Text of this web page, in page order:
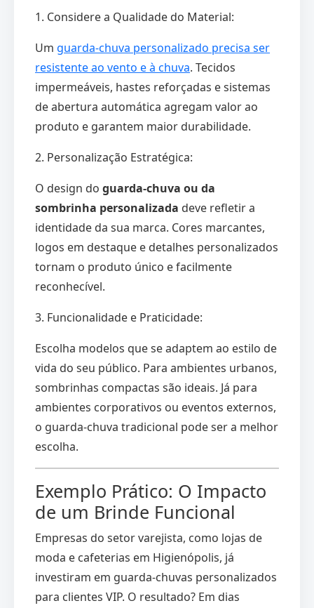
1. Considere a Qualidade do Material:
Um guarda-chuva personalizado precisa ser
resistente ao vento e à chuva. Tecidos
impermeáveis, hastes reforçadas e sistemas
de abertura automática agregam valor ao
produto e garantem maior durabilidade.
2. Personalização Estratégica:
O design do guarda-chuva ou da
sombrinha personalizada deve refletir a
identidade da sua marca. Cores marcantes,
logos em destaque e detalhes personalizados
tornam o produto único e facilmente
reconhecível.
3. Funcionalidade e Praticidade:
Escolha modelos que se adaptem ao estilo de
vida do seu público. Para ambientes urbanos,
sombrinhas compactas são ideais. Já para
ambientes corporativos ou eventos externos,
o guarda-chuva tradicional pode ser a melhor
escolha.
Exemplo Prático: O Impacto
de um Brinde Funcional
Empresas do setor varejista, como lojas de
moda e cafeterias em Higienópolis, já
investiram em guarda-chuvas personalizados
para clientes VIP. O resultado? Em dias